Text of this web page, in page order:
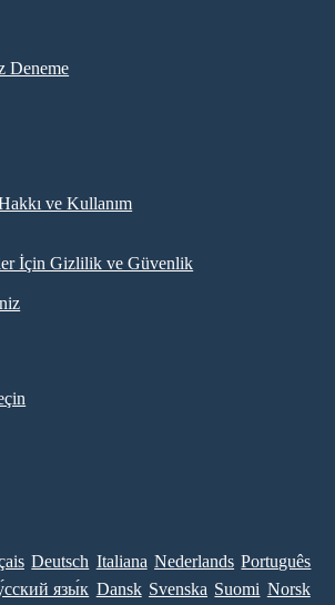
Deneme
ve Kullanım
İçin Gizlilik ve Güvenlik
Deutsch Italiana Nederlands Português
язы́к Dansk Svenska Suomi Norsk